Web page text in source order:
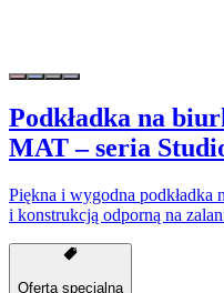
Podkładka na
MAT – seria
Piękna i wygodna podkładka
i konstrukcją odporną na
Oferta specjalna